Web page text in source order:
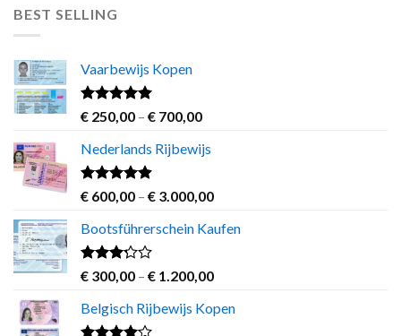
BEST SELLING
Vaarbewijs Kopen
Rated4.63
out of 5
€ 250,00 – € 700,00Price
€ 250,00
€ 700,00
Nederlands Rijbewijs
Rated4.60
out of 5
€ 600,00 – € 3.000,00Price
€ 600,00
€ 3.000,00
Bootsführerschein Kaufen
Rated
out of
5
€ 300,00 – € 1.200,00Price
€ 300,00
Belgisch Rijbewijs Kopen